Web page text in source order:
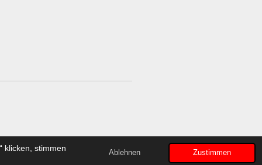
klicken, stimmen
Ablehnen Zustimmen